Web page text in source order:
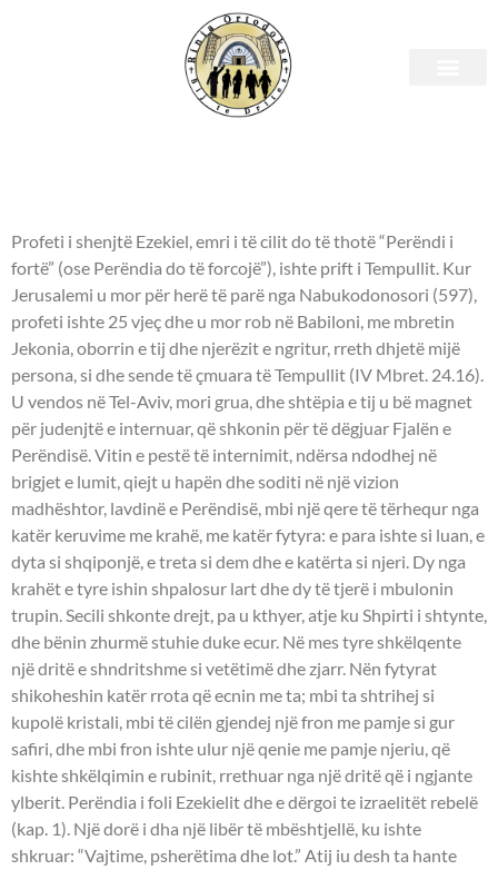
Shenjtori i ditës – 23 Korrik
Profeti i shenjtë Ezekiel, emri i të cilit do të thotë “Perëndi i
fortë” (ose Perëndia do të forcojë”), ishte prift i Tempullit. Kur
Jerusalemi u mor për herë të parë nga Nabukodonosori (597),
profeti ishte 25 vjeç dhe u mor rob në Babiloni, me mbretin
Jekonia, oborrin e tij dhe njerëzit e ngritur, rreth dhjetë mijë
persona, si dhe sende të çmuara të Tempullit (IV Mbret. 24.16).
U vendos në Tel-Aviv, mori grua, dhe shtëpia e tij u bë magnet
për judenjtë e internuar, që shkonin për të dëgjuar Fjalën e
Perëndisë. Vitin e pestë të internimit, ndërsa ndodhej në
brigjet e lumit, qiejt u hapën dhe soditi në një vizion
madhështor, lavdinë e Perëndisë, mbi një qere të tërhequr nga
katër keruvime me krahë, me katër fytyra: e para ishte si luan, e
dyta si shqiponjë, e treta si dem dhe e katërta si njeri. Dy nga
krahët e tyre ishin shpalosur lart dhe dy të tjerë i mbulonin
trupin. Secili shkonte drejt, pa u kthyer, atje ku Shpirti i shtynte,
dhe bënin zhurmë stuhie duke ecur. Në mes tyre shkëlqente
një dritë e shndritshme si vetëtimë dhe zjarr. Nën fytyrat
shikoheshin katër rrota që ecnin me ta; mbi ta shtrihej si
kupolë kristali, mbi të cilën gjendej një fron me pamje si gur
safiri, dhe mbi fron ishte ulur një qenie me pamje njeriu, që
kishte shkëlqimin e rubinit, rrethuar nga një dritë që i ngjante
ylberit. Perëndia i foli Ezekielit dhe e dërgoi te izraelitët rebelë
(kap. 1). Një dorë i dha një libër të mbështjellë, ku ishte
shkruar: “Vajtime, psherëtima dhe lot.” Atij iu desh ta hante